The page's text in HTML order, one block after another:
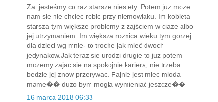
Za: jesteśmy co raz starsze niestety. Potem juz moze
nam sie nie chciec robic przy niemowlaku. Im kobieta
starsza tym większe problemy z zajściem w ciaze albo
jej utrzymaniem. Im większa roznica wieku tym gorzej
dla dzieci wg mnie- to troche jak mieć dwoch
jedynakow.Jak teraz sie urodzi drugie to juz potem
mozemy zajac sie na spokojnie karierą, nie trzeba
bedzie jej znow przerywac. Fajnie jest miec mloda
mame�� duzo bym mogla wymieniać jeszcze��
16 marca 2018 06:33